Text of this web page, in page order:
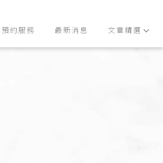
預約服務 最新消息 文章精選